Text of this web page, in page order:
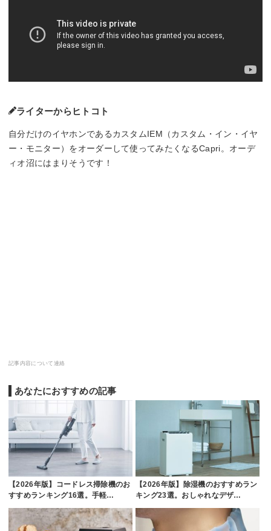
ライターからヒトコト
自分だけのイヤホンであるカスタムIEM（カスタム・イン・イヤ
ー・モニター）をオーダーして使ってみたくなるCapri。オーデ
ィオ沼にはまりそうです！
記事内容について連絡
あなたにおすすめの記事
【2026年版】コードレス掃除機のお
すすめランキング16選。手軽…
【2026年版】除湿機のおすすめラン
キング23選。おしゃれなデザ…